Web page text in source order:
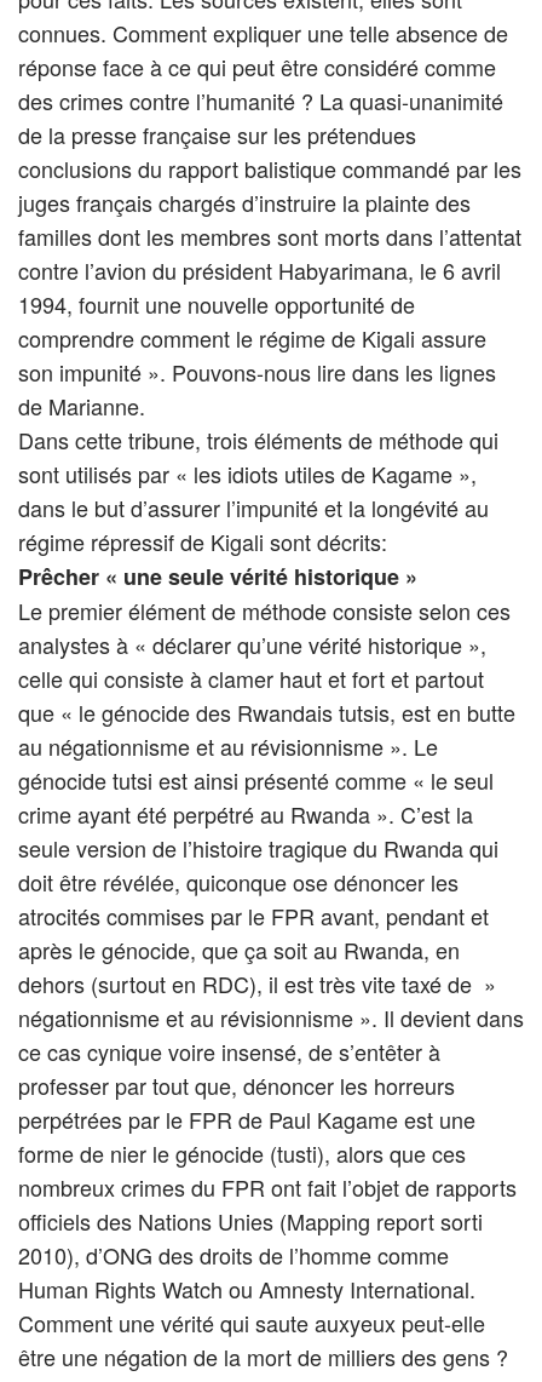
connues. Comment expliquer une telle absence de
réponse face à ce qui peut être considéré comme
des crimes contre l’humanité ? La quasi-unanimité
de la presse française sur les prétendues
conclusions du rapport balistique commandé par les
juges français chargés d’instruire la plainte des
familles dont les membres sont morts dans l’attentat
contre l’avion du président Habyarimana, le 6 avril
1994, fournit une nouvelle opportunité de
comprendre comment le régime de Kigali assure
son impunité ». Pouvons-nous lire dans les lignes
de Marianne.
Dans cette tribune, trois éléments de méthode qui
sont utilisés par « les idiots utiles de Kagame »,
dans le but d’assurer l’impunité et la longévité au
régime répressif de Kigali sont décrits:
Prêcher « une seule vérité historique »
Le premier élément de méthode consiste selon ces
analystes à « déclarer qu’une vérité historique »,
celle qui consiste à clamer haut et fort et partout
que « le génocide des Rwandais tutsis, est en butte
au négationnisme et au révisionnisme ». Le
génocide tutsi est ainsi présenté comme « le seul
crime ayant été perpétré au Rwanda ». C’est la
seule version de l’histoire tragique du Rwanda qui
doit être révélée, quiconque ose dénoncer les
atrocités commises par le FPR avant, pendant et
après le génocide, que ça soit au Rwanda, en
dehors (surtout en RDC), il est très vite taxé de »
négationnisme et au révisionnisme ». Il devient dans
ce cas cynique voire insensé, de s’entêter à
professer par tout que, dénoncer les horreurs
perpétrées par le FPR de Paul Kagame est une
forme de nier le génocide (tusti), alors que ces
nombreux crimes du FPR ont fait l’objet de rapports
officiels des Nations Unies (Mapping report sorti
2010), d’ONG des droits de l’homme comme
Human Rights Watch ou Amnesty International.
Comment une vérité qui saute auxyeux peut-elle
être une négation de la mort de milliers des gens ?